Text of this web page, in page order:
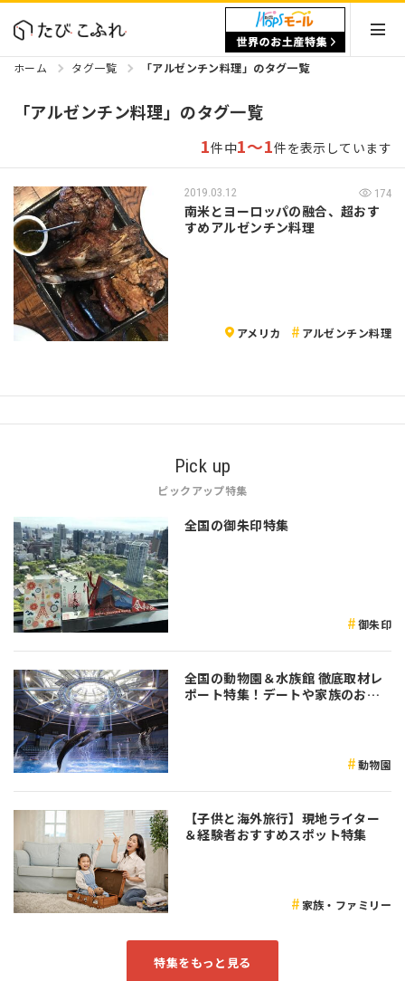
ホーム タグ一覧 「アルゼンチン料理」のタグ一覧
「アルゼンチン料理」のタグ一覧
1件中1～1件を表示しています
2019.03.12 174
南米とヨーロッパの融合、超おす
すめアルゼンチン料理
アメリカ アルゼンチン料理
Pick up
ピックアップ特集
全国の御朱印特集
御朱印
全国の動物園＆水族館 徹底取材レ
ポート特集！デートや家族のおで
動物園
【子供と海外旅行】現地ライター
＆経験者おすすめスポット特集
家族・ファミリー
特集をもっと見る